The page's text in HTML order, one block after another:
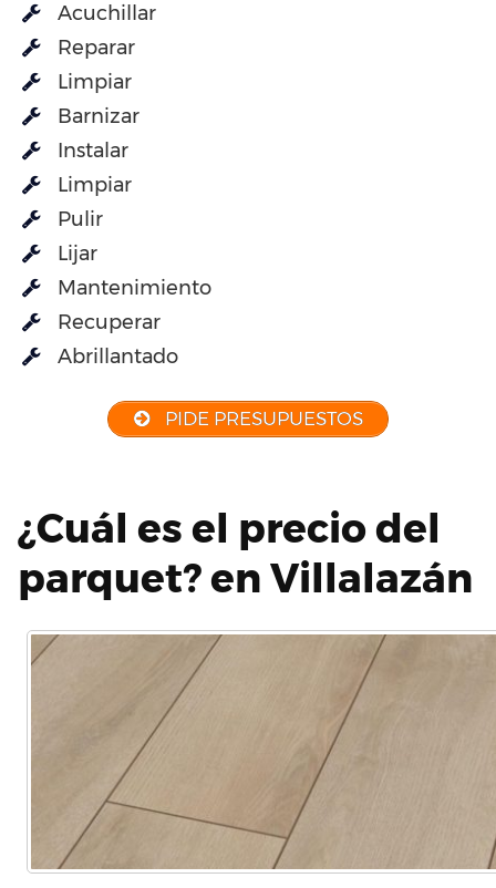
Acuchillar
Reparar
Limpiar
Barnizar
Instalar
Limpiar
Pulir
Lijar
Mantenimiento
Recuperar
Abrillantado
PIDE PRESUPUESTOS
¿Cuál es el precio del
parquet? en Villalazán